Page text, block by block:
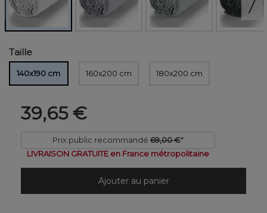
Taille
140x190 cm 160x200 cm 180x200 cm
39,65 €
Prix public recommandé 69,00 €*
LIVRAISON GRATUITE en France métropolitaine
Ajouter au panier